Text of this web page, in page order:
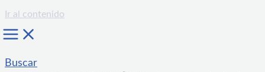
Ir al contenido
Buscar